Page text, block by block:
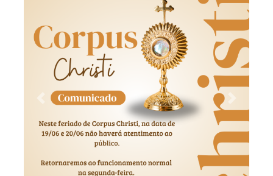
Previous